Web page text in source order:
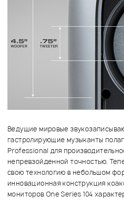
Ведущие мировые
гастролирующие музыканты
Professional для
непревзойденной точностью.
свою технологию в небольшом
инновационная конструкция
мониторов One Series 104